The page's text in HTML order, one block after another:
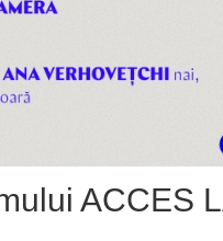
ACCES